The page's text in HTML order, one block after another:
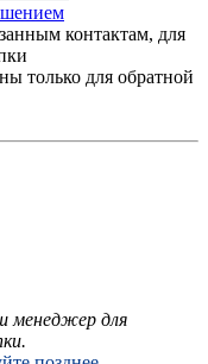
контактам, для
только для обратной
менеджер для